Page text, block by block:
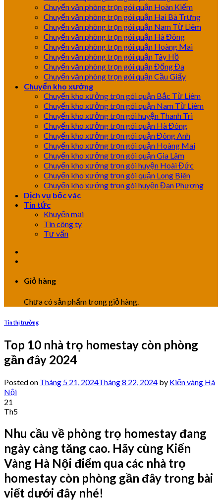
Chuyển văn phòng trọn gói quận Hoàn Kiếm
Chuyển văn phòng trọn gói quận Hai Bà Trưng
Chuyển văn phòng trọn gói quận Nam Từ Liêm
Chuyển văn phòng trọn gói quận Hà Đông
Chuyển văn phòng trọn gói quận Hoàng Mai
Chuyển văn phòng trọn gói quận Tây Hồ
Chuyển văn phòng trọn gói quận Đống Đa
Chuyển văn phòng trọn gói quận Cầu Giấy
Chuyển kho xưởng
Chuyển kho xưởng trọn gói quận Bắc Từ Liêm
Chuyển kho xưởng trọn gói quận Nam Từ Liêm
Chuyển kho xưởng trọn gói huyện Thanh Trì
Chuyển kho xưởng trọn gói quận Hà Đông
Chuyển kho xưởng trọn gói quận Đông Anh
Chuyển kho xưởng trọn gói quận Hoàng Mai
Chuyển kho xưởng trọn gói quận Gia Lâm
Chuyển kho xưởng trọn gói huyện Hoài Đức
Chuyển kho xưởng trọn gói quận Long Biên
Chuyển kho xưởng trọn gói huyện Đan Phượng
Dịch vụ bốc vác
Tin tức
Khuyến mại
Tin công ty
Tư vấn
Giỏ hàng
Chưa có sản phẩm trong giỏ hàng.
Tin thị trường
Top 10 nhà trọ homestay còn phòng
gần đây 2024
Posted on Tháng 5 21, 2024Tháng 8 22, 2024 by Kiến vàng Hà
Nội
21
Th5
Nhu cầu về phòng trọ homestay đang
ngày càng tăng cao. Hãy cùng Kiến
Vàng Hà Nội điểm qua các nhà trọ
homestay còn phòng gần đây trong bài
viết dưới đây nhé!